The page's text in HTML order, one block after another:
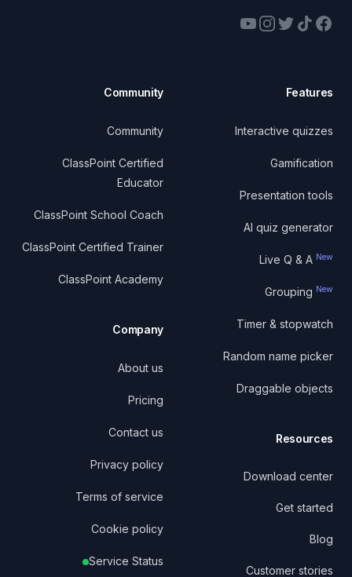
Facebook
TikTok
Twitter
Instagram
YouTube
Features
Interactive quizzes
Gamification
Presentation tools
AI quiz generator
Live Q & A New
Grouping New
Timer & stopwatch
Random name picker
Draggable objects
Resources
Download center
Get started
Blog
Customer stories
Community
Community
ClassPoint Certified
Educator
ClassPoint School Coach
ClassPoint Certified Trainer
ClassPoint Academy
Company
About us
Pricing
Contact us
Privacy policy
Terms of service
Cookie policy
Service Status